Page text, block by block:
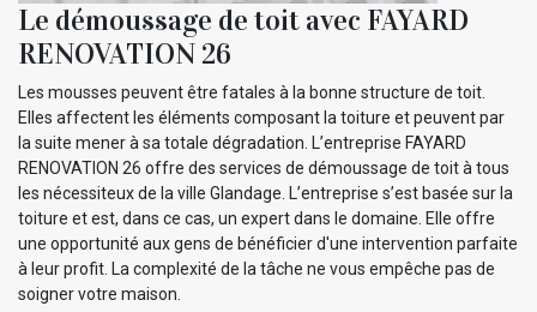
Le démoussage de toit avec FAYARD
RENOVATION 26
Les mousses peuvent être fatales à la bonne structure de toit.
Elles affectent les éléments composant la toiture et peuvent par
la suite mener à sa totale dégradation. L’entreprise FAYARD
RENOVATION 26 offre des services de démoussage de toit à tous
les nécessiteux de la ville Glandage. L’entreprise s’est basée sur la
toiture et est, dans ce cas, un expert dans le domaine. Elle offre
une opportunité aux gens de bénéficier d'une intervention parfaite
à leur profit. La complexité de la tâche ne vous empêche pas de
soigner votre maison.